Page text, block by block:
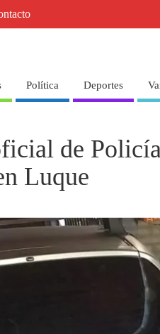
Política Deportes
de
Luque